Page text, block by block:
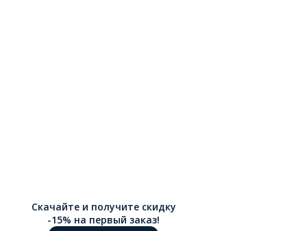
Скачайте и получите скидку
-15% на первый заказ!